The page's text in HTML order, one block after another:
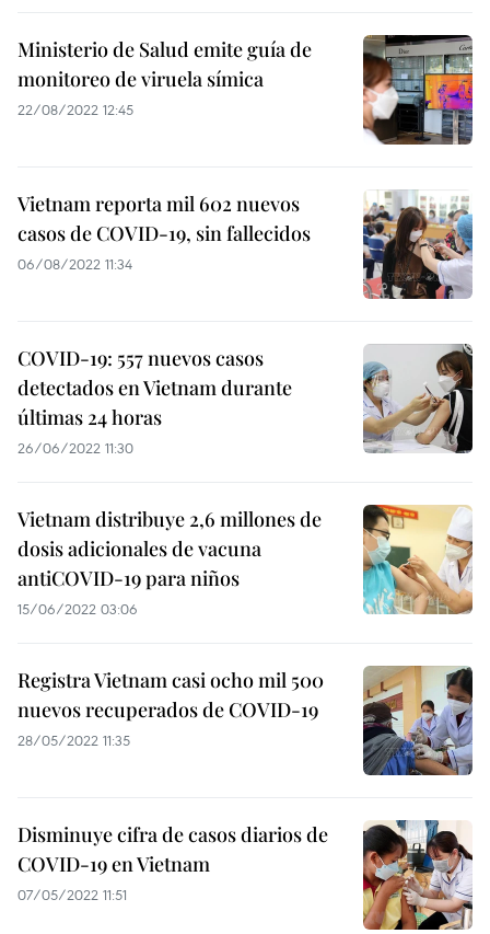
Ministerio de Salud emite guía de
monitoreo de viruela símica
22/08/2022 12:45
Vietnam reporta mil 602 nuevos
casos de COVID-19, sin fallecidos
06/08/2022 11:34
COVID-19: 557 nuevos casos
detectados en Vietnam durante
últimas 24 horas
26/06/2022 11:30
Vietnam distribuye 2,6 millones de
dosis adicionales de vacuna
antiCOVID-19 para niños
15/06/2022 03:06
Registra Vietnam casi ocho mil 500
nuevos recuperados de COVID-19
28/05/2022 11:35
Disminuye cifra de casos diarios de
COVID-19 en Vietnam
07/05/2022 11:51